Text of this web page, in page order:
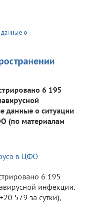
о
6 195
данные о ситуации
(по материалам
6 195
инфекции.
579 за сутки),